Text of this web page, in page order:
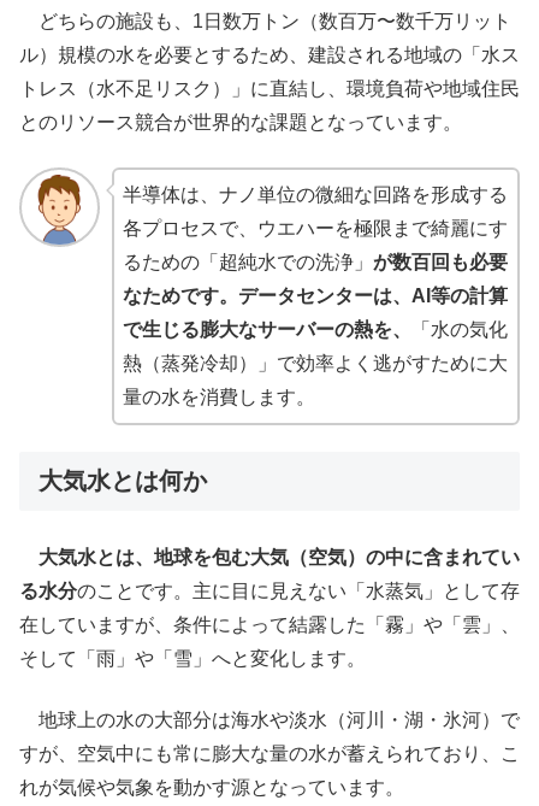
どちらの施設も、1日数万トン（数百万〜数千万リット
ル）規模の水を必要とするため、建設される地域の「水ス
トレス（水不足リスク）」に直結し、環境負荷や地域住民
とのリソース競合が世界的な課題となっています。
半導体は、ナノ単位の微細な回路を形成する
各プロセスで、ウエハーを極限まで綺麗にす
るための「超純水での洗浄」 が数百回も必要
なためです。データセンターは、AI等の計算
で生じる膨大なサーバーの熱を、
「水の気化
熱（蒸発冷却）」で効率よく逃がすために大
量の水を消費します。
大気水とは何か
大気水とは、地球を包む大気（空気）の中に含まれてい
る水分のことです。主に目に見えない「水蒸気」として存
在していますが、条件によって結露した「霧」や「雲」、
そして「雨」や「雪」へと変化します。
地球上の水の大部分は海水や淡水（河川・湖・氷河）で
すが、空気中にも常に膨大な量の水が蓄えられており、こ
れが気候や気象を動かす源となっています。